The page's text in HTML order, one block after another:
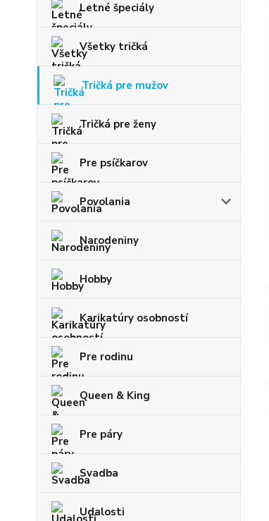
Letné špeciály
Všetky tričká
Tričká pre mužov
Tričká pre ženy
Pre psíčkarov
Povolania
Narodeniny
Hobby
Karikatúry osobností
Pre rodinu
Queen & King
Pre páry
Svadba
Udalosti